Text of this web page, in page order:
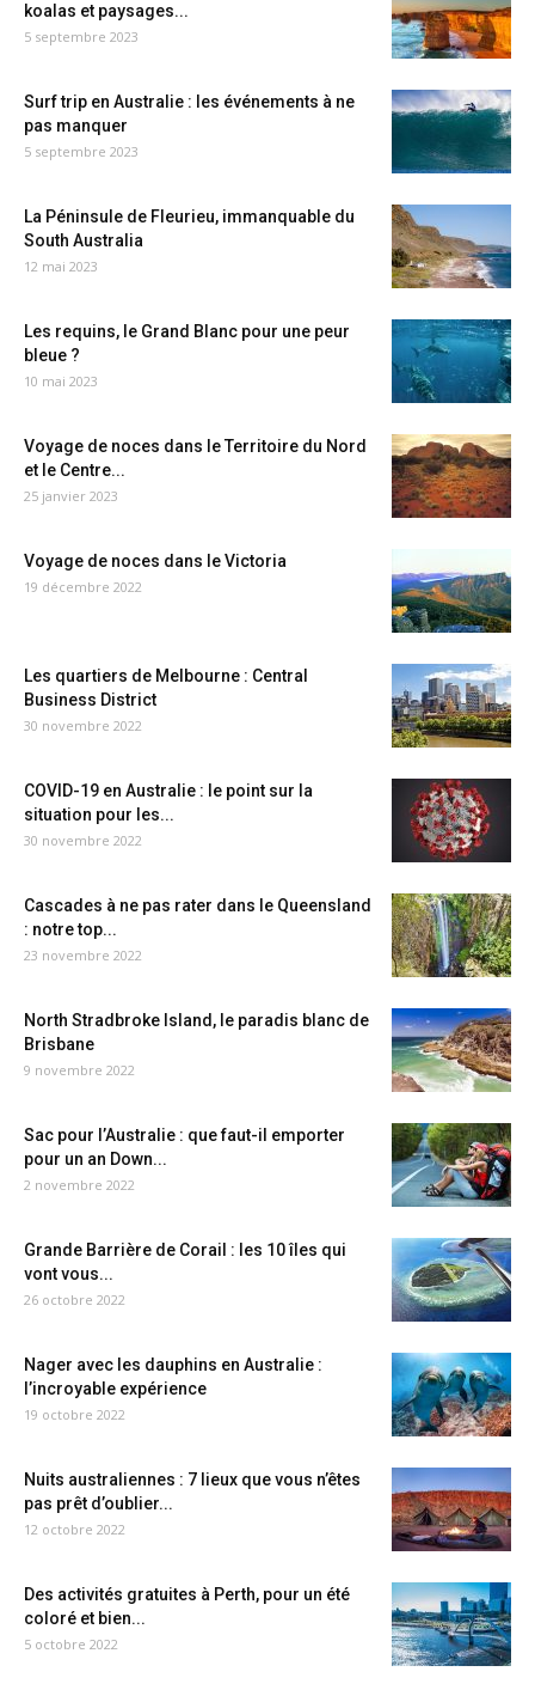
koalas et paysages...
5 septembre 2023
Surf trip en Australie : les événements à ne
pas manquer
5 septembre 2023
La Péninsule de Fleurieu, immanquable du
South Australia
12 mai 2023
Les requins, le Grand Blanc pour une peur
bleue ?
10 mai 2023
Voyage de noces dans le Territoire du Nord
et le Centre...
25 janvier 2023
Voyage de noces dans le Victoria
19 décembre 2022
Les quartiers de Melbourne : Central
Business District
30 novembre 2022
COVID-19 en Australie : le point sur la
situation pour les...
30 novembre 2022
Cascades à ne pas rater dans le Queensland
: notre top...
23 novembre 2022
North Stradbroke Island, le paradis blanc de
Brisbane
9 novembre 2022
Sac pour l’Australie : que faut-il emporter
pour un an Down...
2 novembre 2022
Grande Barrière de Corail : les 10 îles qui
vont vous...
26 octobre 2022
Nager avec les dauphins en Australie :
l’incroyable expérience
19 octobre 2022
Nuits australiennes : 7 lieux que vous n’êtes
pas prêt d’oublier...
12 octobre 2022
Des activités gratuites à Perth, pour un été
coloré et bien...
5 octobre 2022